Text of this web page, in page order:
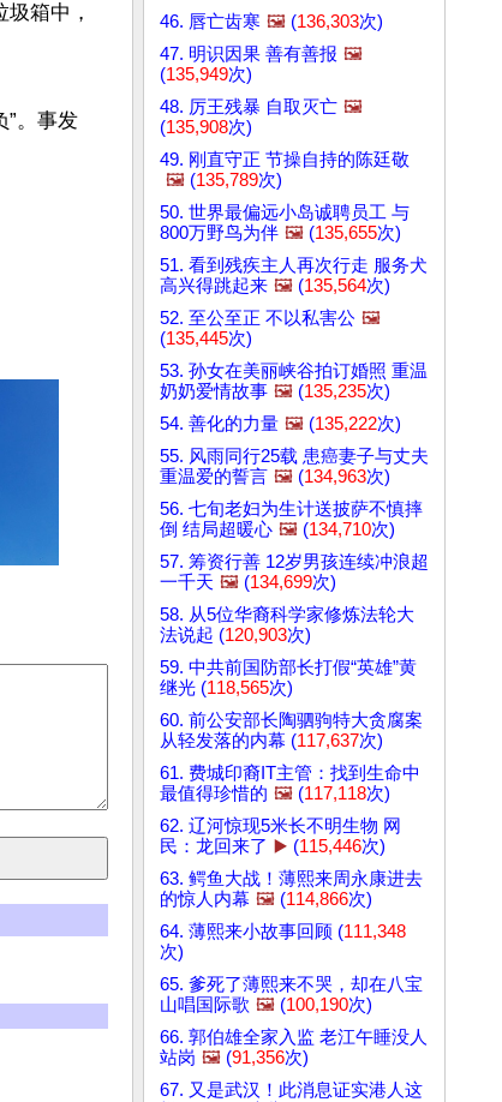
箱中，
”。事发
46. 唇亡齿寒 🖼️ (136,303次)
47. 明识因果 善有善报 🖼️
(135,949次)
48. 厉王残暴 自取灭亡 🖼️
(135,908次)
49. 刚直守正 节操自持的陈廷敬
🖼️ (135,789次)
50. 世界最偏远小岛诚聘员工 与
800万野鸟为伴 🖼️ (135,655次)
51. 看到残疾主人再次行走 服务犬
高兴得跳起来 🖼️ (135,564次)
52. 至公至正 不以私害公 🖼️
(135,445次)
53. 孙女在美丽峡谷拍订婚照 重温
奶奶爱情故事 🖼️ (135,235次)
54. 善化的力量 🖼️ (135,222次)
55. 风雨同行25载 患癌妻子与丈夫
重温爱的誓言 🖼️ (134,963次)
56. 七旬老妇为生计送披萨不慎摔
倒 结局超暖心 🖼️ (134,710次)
57. 筹资行善 12岁男孩连续冲浪超
一千天 🖼️ (134,699次)
58. 从5位华裔科学家修炼法轮大
法说起 (120,903次)
59. 中共前国防部长打假“英雄”黄
继光 (118,565次)
60. 前公安部长陶驷驹特大贪腐案
从轻发落的内幕 (117,637次)
61. 费城印裔IT主管：找到生命中
最值得珍惜的 🖼️ (117,118次)
62. 辽河惊现5米长不明生物 网
民：龙回来了 ▶️ (115,446次)
63. 鳄鱼大战！薄熙来周永康进去
的惊人内幕 🖼️ (114,866次)
64. 薄熙来小故事回顾 (111,348
次)
65. 爹死了薄熙来不哭，却在八宝
山唱国际歌 🖼️ (100,190次)
66. 郭伯雄全家入监 老江午睡没人
站岗 🖼️ (91,356次)
67. 又是武汉！此消息证实港人这